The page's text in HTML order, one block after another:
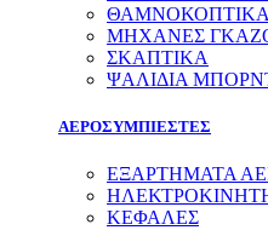
ΘΑΜΝΟΚΟΠΤΙΚΑ
ΜΗΧΑΝΕΣ
ΣΚΑΠΤΙΚΑ
ΨΑΛΙΔΙΑ
ΑΕΡΟΣΥΜΠΙΕΣΤΕΣ
ΕΞΑΡΤΗΜΑΤΑ
ΚΕΦΑΛΕΣ